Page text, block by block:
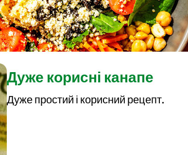
Дуже корисні канапе
Дуже простий і корисний рецепт.